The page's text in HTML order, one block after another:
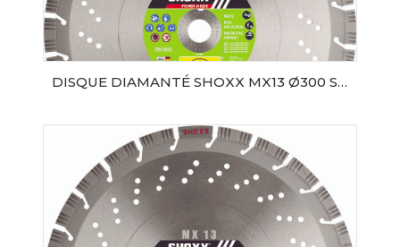
DISQUE DIAMANTÉ SHOXX MX13 Ø300 SAMEDIA
AJOUTER AU PANIER